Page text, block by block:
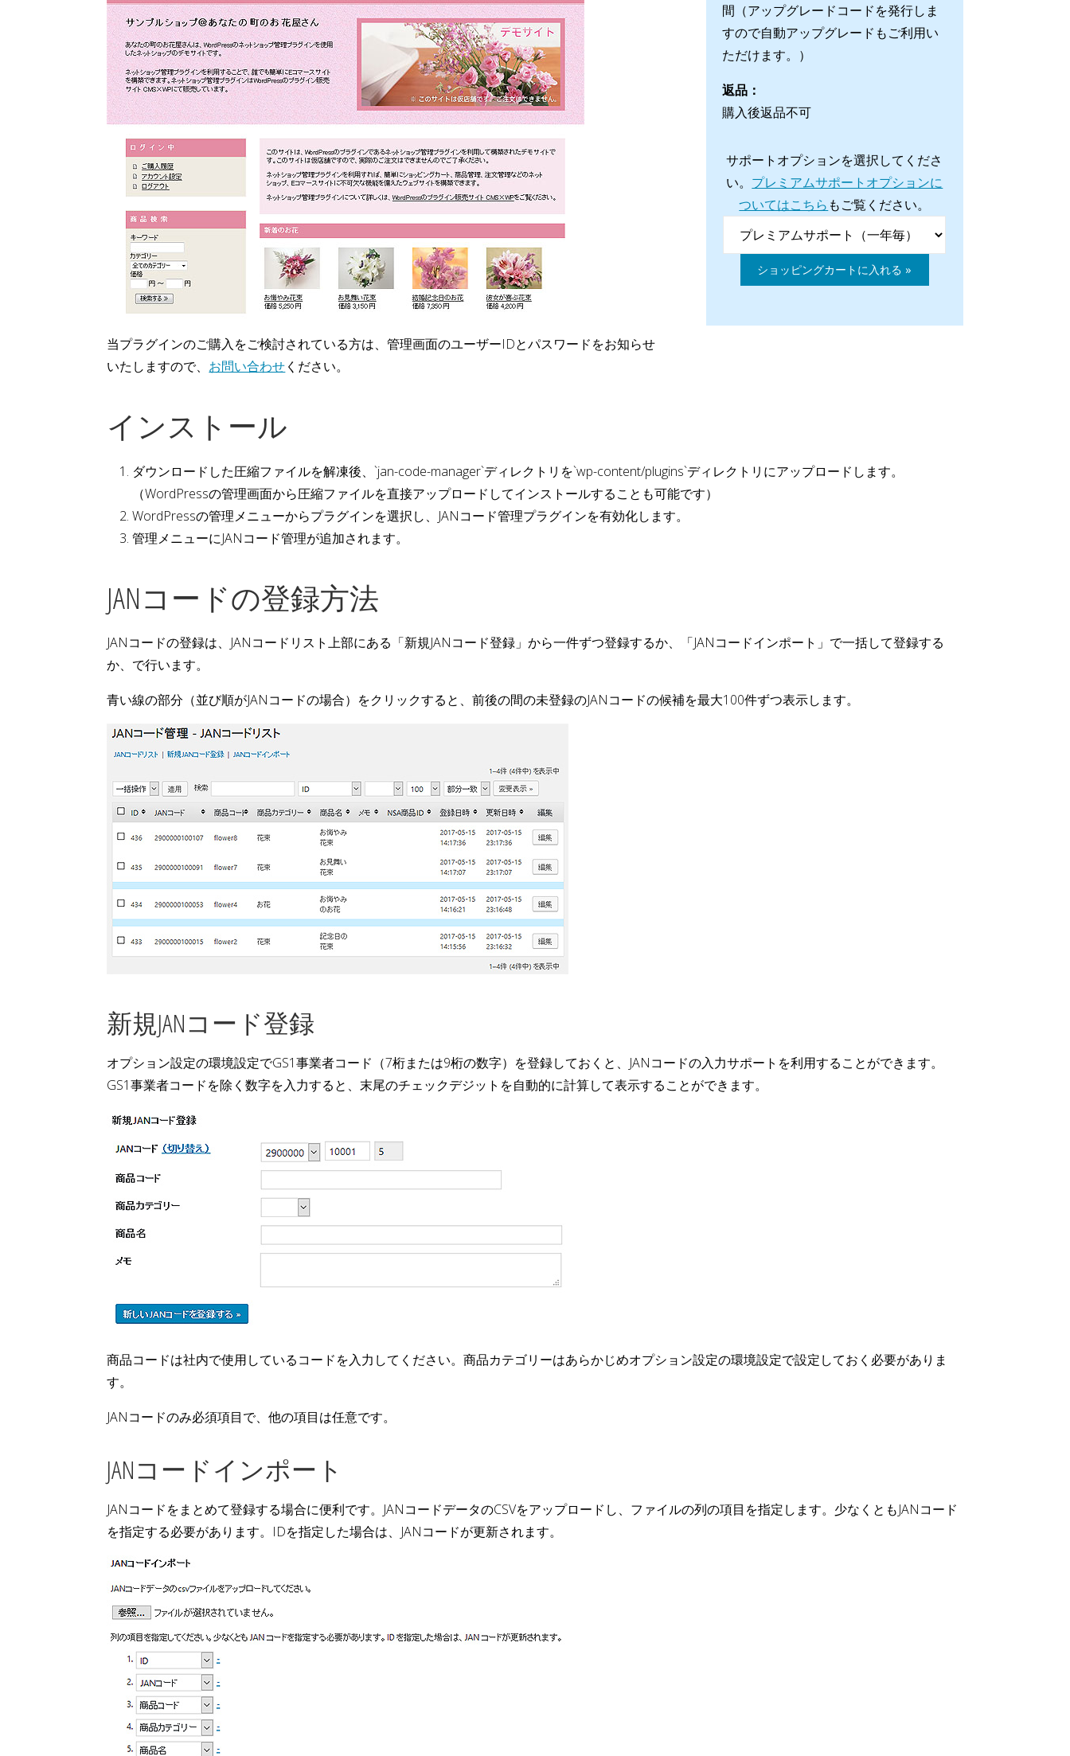
間（アップグレードコードを発行しま
すので自動アップグレードもご利用い
ただけます。）
返品：
購入後返品不可
サポートオプションを選択してくださ
い。 プレミアムサポートオプションに
ついてはこちら もご覧ください。
当プラグインのご購入をご検討されている方は、管理画面のユーザーIDとパスワードをお知らせ
いたしますので、 お問い合わせください。
インストール
ダウンロードした圧縮ファイルを解凍後、`jan-code-manager`ディレクトリを`wp-content/plugins`ディレクトリにアップロードします。
（WordPressの管理画面から圧縮ファイルを直接アップロードしてインストールすることも可能です）
WordPressの管理メニューからプラグインを選択し、JANコード管理プラグインを有効化します。
管理メニューにJANコード管理が追加されます。
JANコードの登録方法
JANコードの登録は、JANコードリスト上部にある「新規JANコード登録」から一件ずつ登録するか、「JANコードインポート」で一括して登録する
か、で行います。
青い線の部分（並び順がJANコードの場合）をクリックすると、前後の間の未登録のJANコードの候補を最大100件ずつ表示します。
新規JANコード登録
オプション設定の環境設定でGS1事業者コード（7桁または9桁の数字）を登録しておくと、JANコードの入力サポートを利用することができます。
GS1事業者コードを除く数字を入力すると、末尾のチェックデジットを自動的に計算して表示することができます。
商品コードは社内で使用しているコードを入力してください。商品カテゴリーはあらかじめオプション設定の環境設定で設定しておく必要がありま
す。
JANコードのみ必須項目で、他の項目は任意です。
JANコードインポート
JANコードをまとめて登録する場合に便利です。JANコードデータのCSVをアップロードし、ファイルの列の項目を指定します。少なくともJANコード
を指定する必要があります。IDを指定した場合は、JANコードが更新されます。